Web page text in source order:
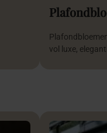
vol luxe,